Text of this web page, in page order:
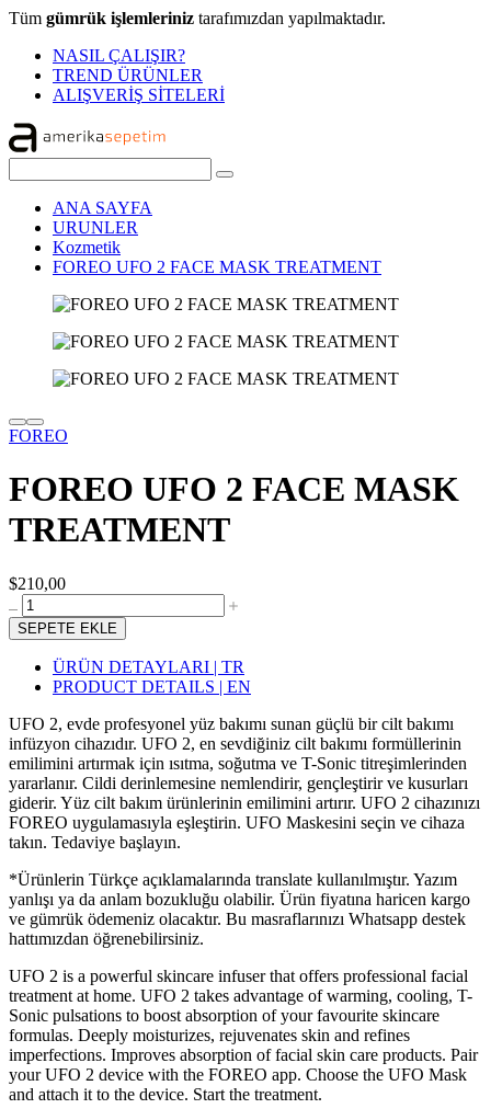
Tüm gümrük işlemleriniz tarafımızdan yapılmaktadır.
NASIL ÇALIŞIR?
TREND ÜRÜNLER
ALIŞVERİŞ SİTELERİ
ANA SAYFA
URUNLER
Kozmetik
FOREO UFO 2 FACE MASK TREATMENT
FOREO
FOREO UFO 2 FACE MASK
TREATMENT
$210,00
SEPETE EKLE
ÜRÜN DETAYLARI | TR
PRODUCT DETAILS | EN
UFO 2, evde profesyonel yüz bakımı sunan güçlü bir cilt bakımı
infüzyon cihazıdır. UFO 2, en sevdiğiniz cilt bakımı formüllerinin
emilimini artırmak için ısıtma, soğutma ve T-Sonic titreşimlerinden
yararlanır. Cildi derinlemesine nemlendirir, gençleştirir ve kusurları
giderir. Yüz cilt bakım ürünlerinin emilimini artırır. UFO 2 cihazınızı
FOREO uygulamasıyla eşleştirin. UFO Maskesini seçin ve cihaza
takın. Tedaviye başlayın.
*Ürünlerin Türkçe açıklamalarında translate kullanılmıştır. Yazım
yanlışı ya da anlam bozukluğu olabilir. Ürün fiyatına haricen kargo
ve gümrük ödemeniz olacaktır. Bu masraflarınızı Whatsapp destek
hattımızdan öğrenebilirsiniz.
UFO 2 is a powerful skincare infuser that offers professional facial
treatment at home. UFO 2 takes advantage of warming, cooling, T-
Sonic pulsations to boost absorption of your favourite skincare
formulas. Deeply moisturizes, rejuvenates skin and refines
imperfections. Improves absorption of facial skin care products. Pair
your UFO 2 device with the FOREO app. Choose the UFO Mask
and attach it to the device. Start the treatment.